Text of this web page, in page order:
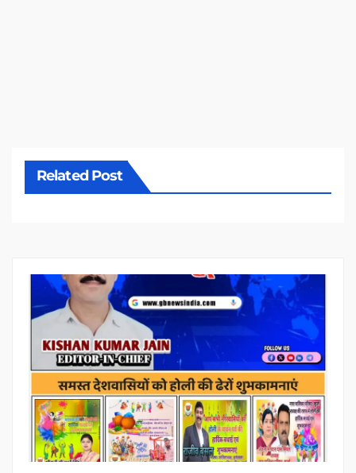
Related Post